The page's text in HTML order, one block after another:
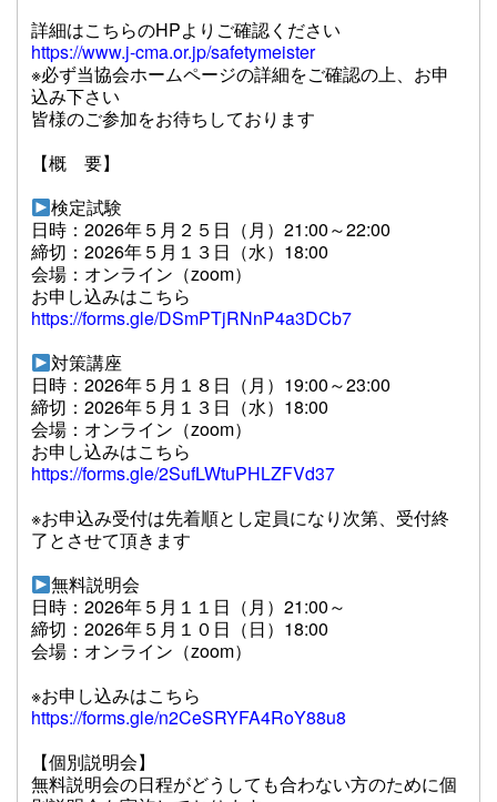
詳細はこちらのHPよりご確認ください
https://www.j-cma.or.jp/safetymeister
※必ず当協会ホームページの詳細をご確認の上、お申
込み下さい
皆様のご参加をお待ちしております
【概 要】
検定試験
日時：2026年５月２５日（月）21:00～22:00
締切：2026年５月１３日（水）18:00
会場：オンライン（zoom）
お申し込みはこちら
https://forms.gle/DSmPTjRNnP4a3DCb7
対策講座
日時：2026年５月１８日（月）19:00～23:00
締切：2026年５月１３日（水）18:00
会場：オンライン（zoom）
お申し込みはこちら
https://forms.gle/2SufLWtuPHLZFVd37
※お申込み受付は先着順とし定員になり次第、受付終
了とさせて頂きます
無料説明会
日時：2026年５月１１日（月）21:00～
締切：2026年５月１０日（日）18:00
会場：オンライン（zoom）
※お申し込みはこちら
https://forms.gle/n2CeSRYFA4RoY88u8
【個別説明会】
無料説明会の日程がどうしても合わない方のために個